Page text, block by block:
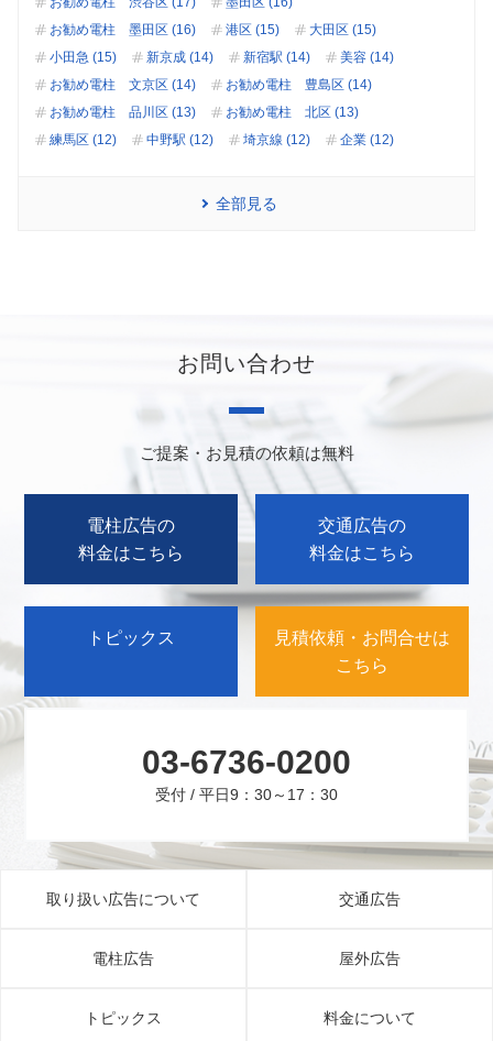
お勧め電柱 墨田区 (16)
港区 (15)
大田区 (15)
小田急 (15)
新京成 (14) 新宿駅 (14)
美容 (14)
お勧め電柱 文京区 (14)
お勧め電柱 豊島区 (14)
お勧め電柱 品川区 (13)
お勧め電柱 北区 (13)
練馬区 (12)
中野駅 (12) 埼京線 (12) 企業 (12)
全部見る
お問い合わせ
ご提案・お見積の依頼は無料
電柱広告の
料金はこちら
交通広告の
料金はこちら
トピックス
見積依頼・お問合せは
こちら
03-6736-0200
受付 / 平日9：30～17：30
取り扱い広告について 交通広告
電柱広告 屋外広告
トピックス 料金について